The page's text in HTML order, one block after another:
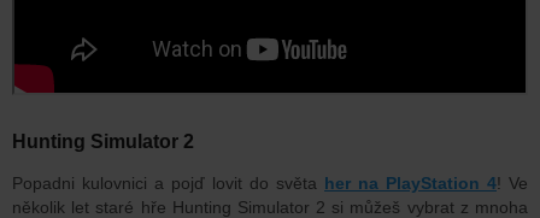
Hunting Simulator 2
Popadni kulovnici a pojď lovit do světa her na PlayStation 4! Ve
několik let staré hře Hunting Simulator 2 si můžeš vybrat z mnoha